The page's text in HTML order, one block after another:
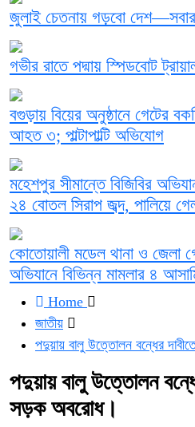
Home
জাতীয়
পদুয়ায় বালু উত্তোলন বন্ধের
পদুয়ায় বালু উত্তোলন
সড়ক অবরোধ।
জুলাই চেতনায় গড়বো
গভীর রাতে পদ্মায় স্পিডবোট
বগুড়ায় বিয়ের অনুষ্ঠানে গেটের
আহত ৩; পাল্টাপাল্টি অভিযোগ
মহেশপুর সীমান্তে বিজিবির
২৪ বোতল সিরাপ জব্দ, পালিয়ে গেল
কোতোয়ালী মডেল থানা ও জেলা
অভিযানে বিভিন্ন মামলার ৪